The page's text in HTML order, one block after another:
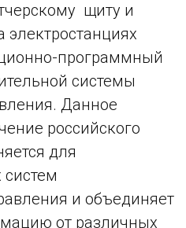
щиту и
программный
системы
Данное
российского
для
и объединяет
от различных